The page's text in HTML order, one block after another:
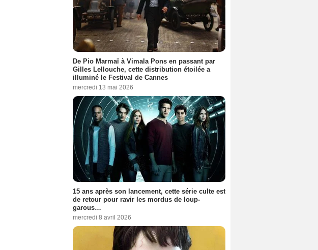
De Pio Marmaï à Vimala Pons en passant par
Gilles Lellouche, cette distribution étoilée a
illuminé le Festival de Cannes
mercredi 13 mai 2026
15 ans après son lancement, cette série culte est
de retour pour ravir les mordus de loup-
garous…
mercredi 8 avril 2026